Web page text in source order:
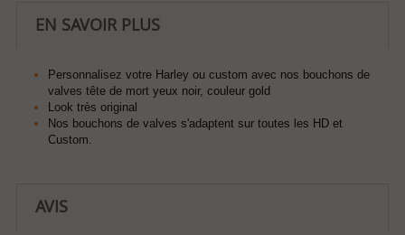
EN SAVOIR PLUS
Personnalisez votre Harley ou custom avec nos bouchons de
valves tête de mort yeux noir, couleur gold
Look très original
Nos bouchons de valves s'adaptent sur toutes les HD et
Custom.
AVIS